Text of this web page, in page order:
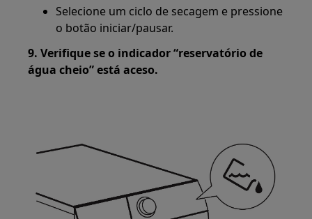
Selecione um ciclo de secagem e pressione
o botão iniciar/pausar.
9. Verifique se o indicador “reservatório de
água cheio” está aceso.